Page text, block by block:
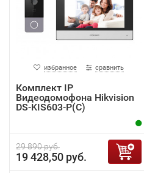
избранное сравнить
Комплект IP
Видеодомофона Hikvision
DS-KIS603-P(C)
29 890 руб.
19 428,50 руб.